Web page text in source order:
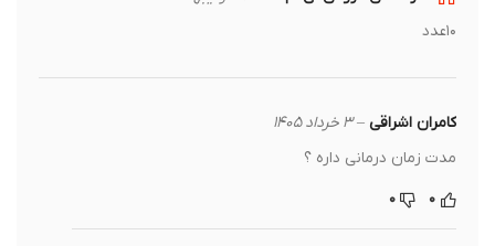
کامران اشراقی– ۳ خرداد ۱۴۰۵
مدت زمان درمانی داره ؟